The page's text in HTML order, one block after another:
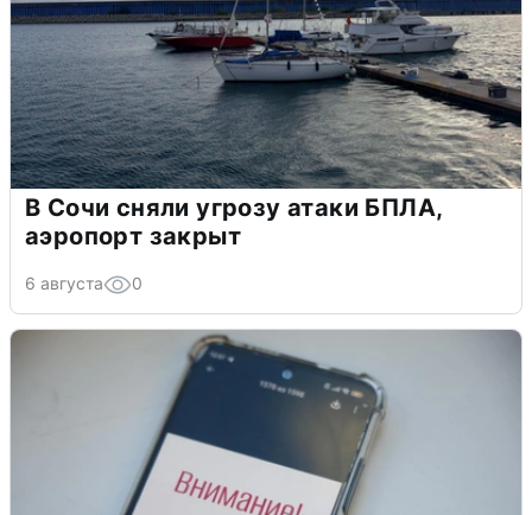
В Сочи сняли угрозу атаки БПЛА,
аэропорт закрыт
6 августа 0